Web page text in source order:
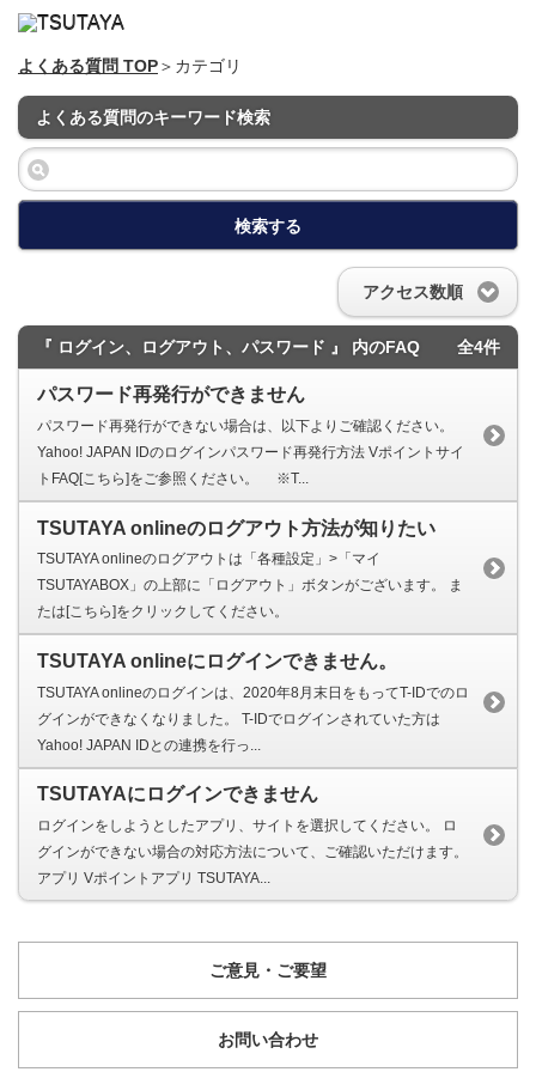
よくある質問 TOP＞カテゴリ
よくある質問のキーワード検索
検索する
アクセス数順
『 ログイン、ログアウト、パスワード 』 内のFAQ 全4件
パスワード再発行ができません
パスワード再発行ができない場合は、以下よりご確認ください。
Yahoo! JAPAN IDのログインパスワード再発行方法 Vポイントサイ
トFAQ[こちら]をご参照ください。 ※T...
TSUTAYA onlineのログアウト方法が知りたい
TSUTAYA onlineのログアウトは「各種設定」>「マイ
TSUTAYABOX」の上部に「ログアウト」ボタンがございます。 ま
たは[こちら]をクリックしてください。
TSUTAYA onlineにログインできません。
TSUTAYA onlineのログインは、2020年8月末日をもってT-IDでのロ
グインができなくなりました。 T-IDでログインされていた方は
Yahoo! JAPAN IDとの連携を行っ...
TSUTAYAにログインできません
ログインをしようとしたアプリ、サイトを選択してください。 ロ
グインができない場合の対応方法について、ご確認いただけます。
アプリ Vポイントアプリ TSUTAYA...
ご意見・ご要望
お問い合わせ